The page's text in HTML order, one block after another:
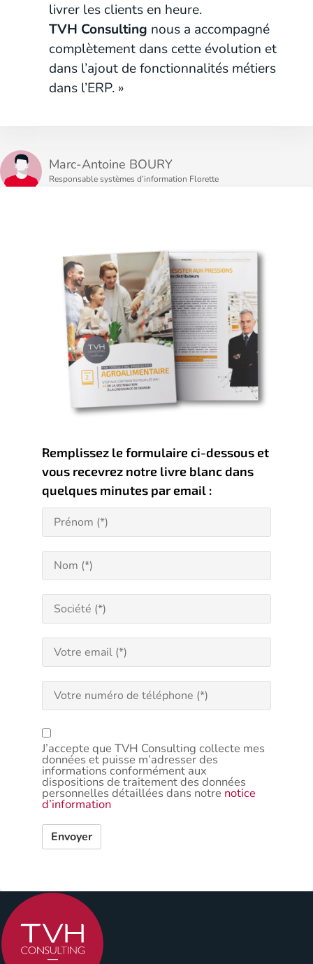
livrer les clients en heure.
TVH Consulting nous a accompagné
complètement dans cette évolution et
dans l’ajout de fonctionnalités métiers
dans l’ERP. »
Marc-Antoine BOURY
Responsable systèmes d’information Florette
Remplissez le formulaire ci-dessous et
vous recevrez notre livre blanc dans
quelques minutes par email :
J’accepte que TVH Consulting collecte mes
données et puisse m’adresser des
informations conformément aux
dispositions de traitement des données
personnelles détaillées dans notre notice
d’information
Envoyer